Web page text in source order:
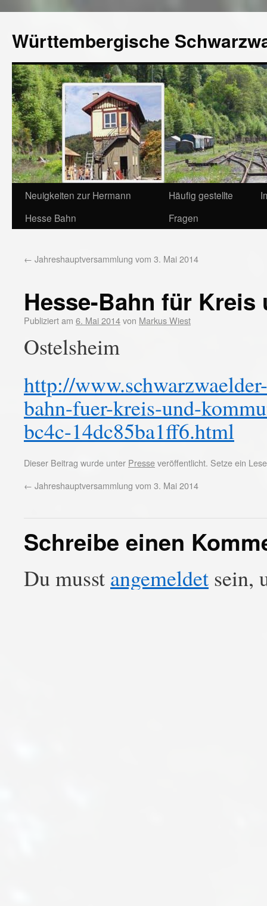
Württembergische
Neuigkeiten zur Hermann
Hesse Bahn
Häufig gestellte
Fragen
← Jahreshauptversammlung vom 3. Mai 2014
Hesse-Bahn für
Publiziert am 6. Mai 2014von Markus Wiest
Ostelsheim
http://
bahn-fuer-kreis-und-
bc4c-14dc85ba1ff6.html
Dieser Beitrag wurde unter Presseveröffentlicht. Setze ein
← Jahreshauptversammlung vom 3. Mai 2014
Schreibe einen
Du musst angemeldet sein,